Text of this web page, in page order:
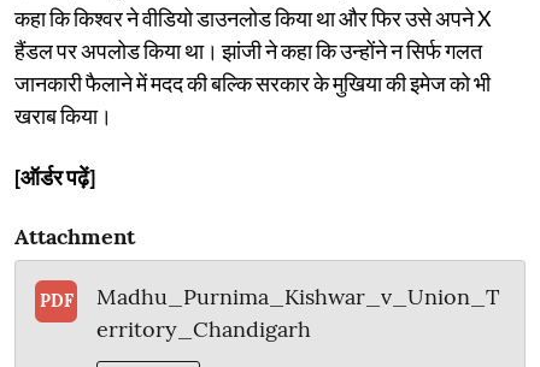
कहा कि किश्वर ने वीडियो डाउनलोड किया था और फिर उसे अपने X
हैंडल पर अपलोड किया था। झांजी ने कहा कि उन्होंने न सिर्फ गलत
जानकारी फैलाने में मदद की बल्कि सरकार के मुखिया की इमेज को भी
खराब किया।
[ऑर्डर पढ़ें]
Attachment
PDF
Madhu_Purnima_Kishwar_v_Union_T
erritory_Chandigarh